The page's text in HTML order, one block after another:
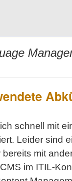
schnell mit
Leider sind
mit
im ITIL-